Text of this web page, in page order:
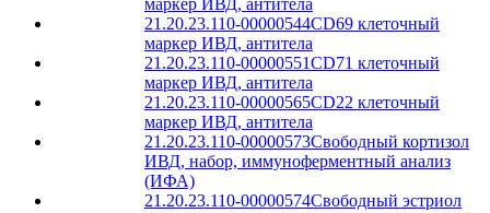
21.20.23.110-00000544CD69 клеточный
маркер ИВД, антитела
21.20.23.110-00000551CD71 клеточный
маркер ИВД, антитела
21.20.23.110-00000565CD22 клеточный
маркер ИВД, антитела
21.20.23.110-00000573Свободный кортизол
ИВД, набор, иммуноферментный анализ
(ИФА)
21.20.23.110-00000574Свободный эстриол